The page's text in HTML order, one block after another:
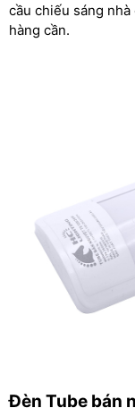
cầu chiếu sáng
hàng cần.
Đèn Tube bán